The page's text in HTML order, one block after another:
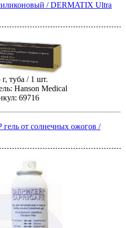
/ DERMATIX Ultra
г, туба / 1 шт.
Hanson Medical
69716
от солнечных ожогов /